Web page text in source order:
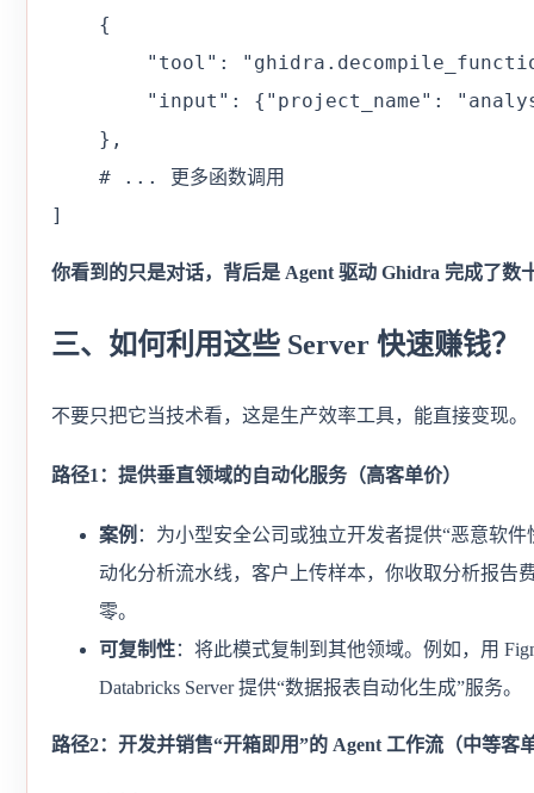
    {
"tool":
"input": {"project_name":
    },
    # ... 更多函数调用
]
你看到的只是对话，背后是 Agent 驱动 Ghidra 完成了数
三、如何利用这些 Server 快速赚钱？
不要只把它当技术看，这是生产效率工具，能直接变现。
路径1：提供垂直领域的自动化服务（高客单价）
案例 ：为小型安全公司或独立开发者提供“恶意软件
动化分析流水线，客户上传样本，你收取分析报告
零。
可复制性：将此模式复制到其他领域。例如，用
Databricks Server 提供“数据报表自动化生成”服务。
路径2：开发并销售“开箱即用”的 Agent 工作流（中等客